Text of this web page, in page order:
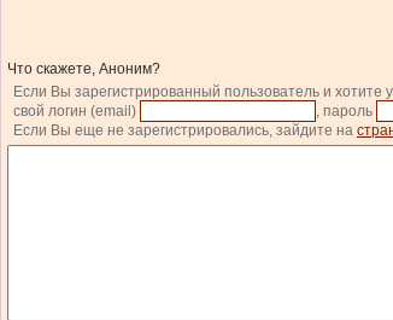
Что скажете, Аноним?
Если Вы зарегистрированный пользователь и хотите
свой логин (email)
, пароль
Если Вы еще не зарегистрировались, зайдите на